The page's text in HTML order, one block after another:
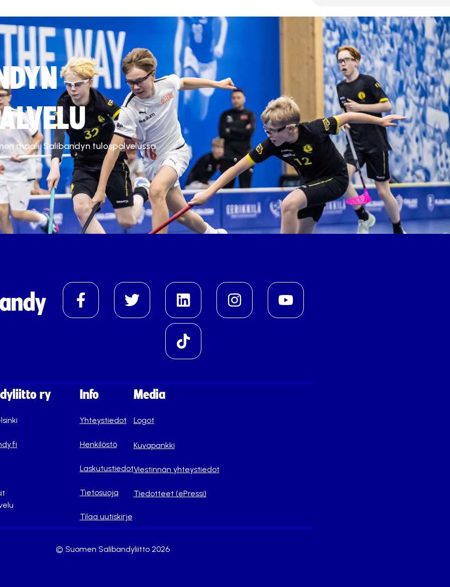
maali. Salibandyn tulospalvelussa.
ry Info
Yhteystiedot
Henkilöstö
Laskutustiedot
Tietosuoja
Tilaa uutiskirje
Media
Logot
Kuvapankki
Viestinnän yhteystiedot
Tiedotteet (ePressi)
© Suomen Salibandyliitto 2026